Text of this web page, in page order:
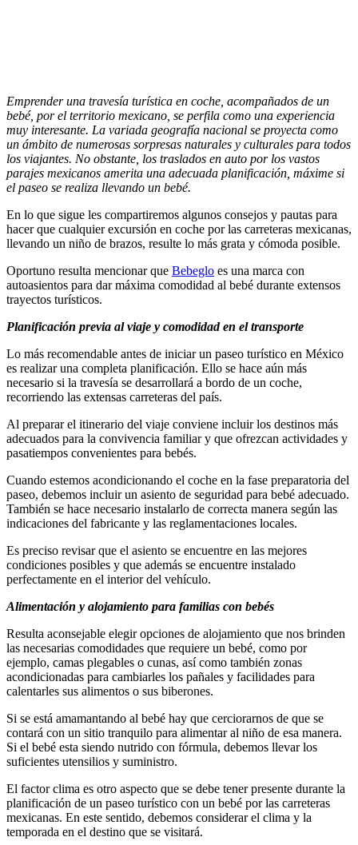
Emprender una travesía turística en coche, acompañados de un
bebé, por el territorio mexicano, se perfila como una experiencia
muy interesante. La variada geografía nacional se proyecta como
un ámbito de numerosas sorpresas naturales y culturales para todos
los viajantes. No obstante, los traslados en auto por los vastos
parajes mexicanos amerita una adecuada planificación, máxime si
el paseo se realiza llevando un bebé.
En lo que sigue les compartiremos algunos consejos y pautas para
hacer que cualquier excursión en coche por las carreteras mexicanas,
llevando un niño de brazos, resulte lo más grata y cómoda posible.
Oportuno resulta mencionar que Bebeglo es una marca con
autoasientos para dar máxima comodidad al bebé durante extensos
trayectos turísticos.
Planificación previa al viaje y comodidad en el transporte
Lo más recomendable antes de iniciar un paseo turístico en México
es realizar una completa planificación. Ello se hace aún más
necesario si la travesía se desarrollará a bordo de un coche,
recorriendo las extensas carreteras del país.
Al preparar el itinerario del viaje conviene incluir los destinos más
adecuados para la convivencia familiar y que ofrezcan actividades y
pasatiempos convenientes para bebés.
Cuando estemos acondicionando el coche en la fase preparatoria del
paseo, debemos incluir un asiento de seguridad para bebé adecuado.
También se hace necesario instalarlo de correcta manera según las
indicaciones del fabricante y las reglamentaciones locales.
Es preciso revisar que el asiento se encuentre en las mejores
condiciones posibles y que además se encuentre instalado
perfectamente en el interior del vehículo.
Alimentación y alojamiento para familias con bebés
Resulta aconsejable elegir opciones de alojamiento que nos brinden
las necesarias comodidades que requiere un bebé, como por
ejemplo, camas plegables o cunas, así como también zonas
acondicionadas para cambiarles los pañales y facilidades para
calentarles sus alimentos o sus biberones.
Si se está amamantando al bebé hay que cerciorarnos de que se
contará con un sitio tranquilo para alimentar al niño de esa manera.
Si el bebé esta siendo nutrido con fórmula, debemos llevar los
suficientes utensilios y suministro.
El factor clima es otro aspecto que se debe tener presente durante la
planificación de un paseo turístico con un bebé por las carreteras
mexicanas. En este sentido, debemos considerar el clima y la
temporada en el destino que se visitará.